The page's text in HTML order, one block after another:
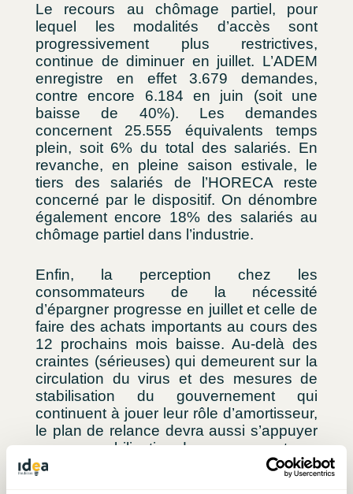
Le recours au chômage partiel, pour
lequel les modalités d’accès sont
progressivement plus restrictives,
continue de diminuer en juillet. L’ADEM
enregistre en effet 3.679 demandes,
contre encore 6.184 en juin (soit une
baisse de 40%). Les demandes
concernent 25.555 équivalents temps
plein, soit 6% du total des salariés. En
revanche, en pleine saison estivale, le
tiers des salariés de l’HORECA reste
concerné par le dispositif. On dénombre
également encore 18% des salariés au
chômage partiel dans l’industrie.
Enfin, la perception chez les
consommateurs de la nécessité
d’épargner progresse en juillet et celle de
faire des achats importants au cours des
12 prochains mois baisse. Au-delà des
craintes (sérieuses) qui demeurent sur la
circulation du virus et des mesures de
stabilisation du gouvernement qui
continuent à jouer leur rôle d’amortisseur,
le plan de relance devra aussi s’appuyer
sur une mobilisation des consommateurs
les moins affectés par la crise.